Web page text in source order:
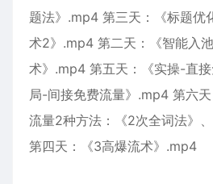
题法》.mp4 第三天：《标题优
术2》.mp4 第二天：《智能入
术》.mp4 第五天：《实操-直
局-间接免费流量》.mp4 第六
流量2种方法：《2次全词法》
第四天：《3高爆流术》.mp4